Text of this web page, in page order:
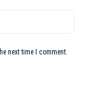
next time I comment.